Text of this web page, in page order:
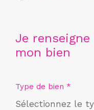
Je
mon bien
Type de bien *
Sélectionnez le